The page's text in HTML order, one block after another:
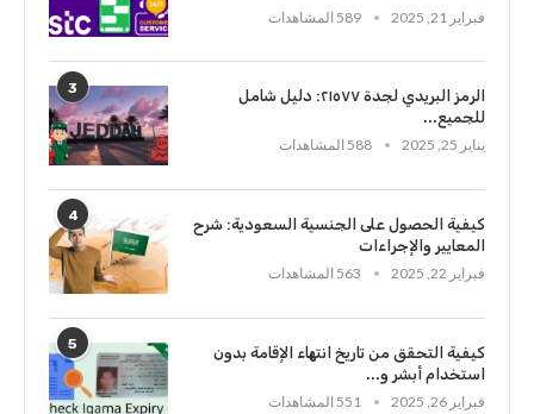
فبراير 21, 2025
589 المشاهدات
3
الرمز البريدي لجدة ٢١٥٧٧: دليل شامل
للجميع...
يناير 25, 2025
588 المشاهدات
4
كيفية الحصول على الجنسية السعودية: شرح
المعايير والإجراءات
فبراير 22, 2025
563 المشاهدات
5
كيفية التحقق من تاريخ انتهاء الإقامة بدون
استخدام أبشر و...
فبراير 26, 2025
551 المشاهدات